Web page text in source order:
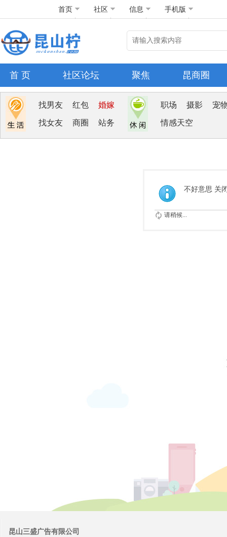
首页 社区 信息 手机版
首 页 社区论坛 聚焦 昆商圈
找男友 红包 婚嫁
找女友 商圈 站务
职场 摄影 宠
情感天空
不好意思 关
请稍候...
昆山三盛广告有限公司